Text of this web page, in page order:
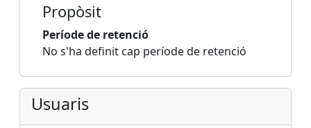
Propòsit
Període de retenció
No s'ha definit cap període de retenció
Usuaris